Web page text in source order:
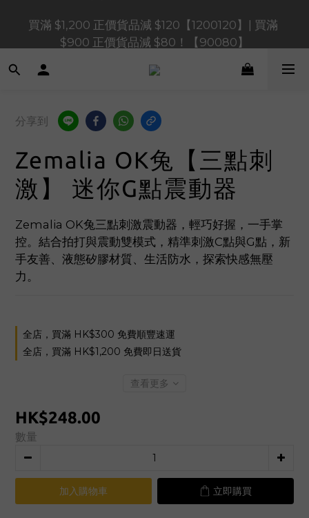
$900 正價貨品減 $80！【90080】
$900 正價貨品減 $80！【90080】
買滿 $600 正價貨品減 $40【60040】| 買滿 $400 正
買滿 $1,200 正價貨品減 $120【1200120】| 買滿
$900 正價貨品減 $80！【90080】
分享到
Zemalia OK兔【三點刺
激】 迷你G點震動器
Zemalia OK兔三點刺激震動器，輕巧好握，一手掌
控。結合拍打與震動雙模式，精準刺激C點與G點，新
手友善、液態矽膠材質、生活防水，探索快感無壓
力。
全店，買滿 HK$300 免費順豐速運
全店，買滿 HK$1,200 免費即日送貨
查看更多
HK$248.00
數量
加入購物車 立即購買